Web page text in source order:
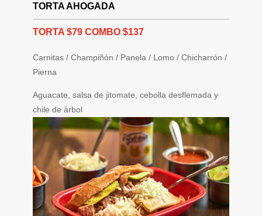
TORTA AHOGADA
TORTA $79 COMBO $137
Carnitas / Champiñón / Panela / Lomo / Chicharrón /
Pierna
Aguacate, salsa de jitomate, cebolla desflemada y
chile de árbol